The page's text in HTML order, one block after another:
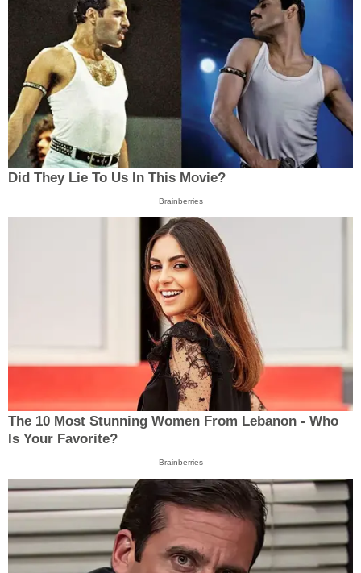
Did They Lie To Us In This Movie?
Brainberries
The 10 Most Stunning Women From Lebanon - Who
Is Your Favorite?
Brainberries